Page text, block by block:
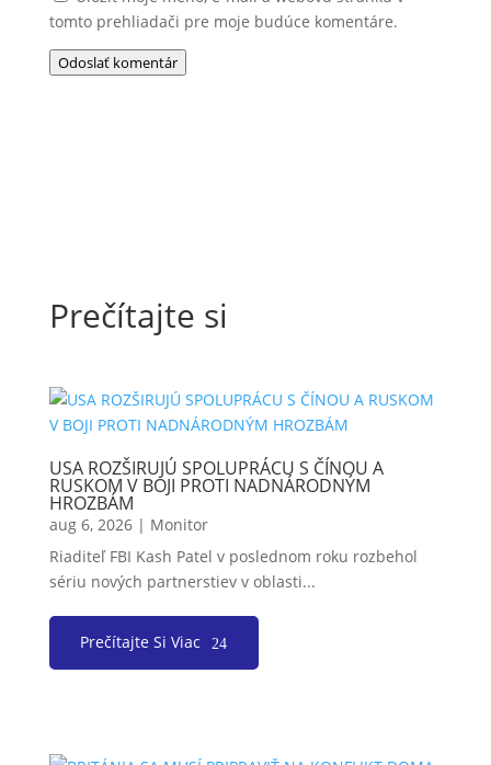
tomto prehliadači pre moje budúce komentáre.
Odoslať komentár
Prečítajte si
USA ROZŠIRUJÚ SPOLUPRÁCU S ČÍNOU A
RUSKOM V BOJI PROTI NADNÁRODNÝM
HROZBÁM
aug 6, 2026| Monitor
Riaditeľ FBI Kash Patel v poslednom roku rozbehol
sériu nových partnerstiev v oblasti...
Prečítajte Si Viac